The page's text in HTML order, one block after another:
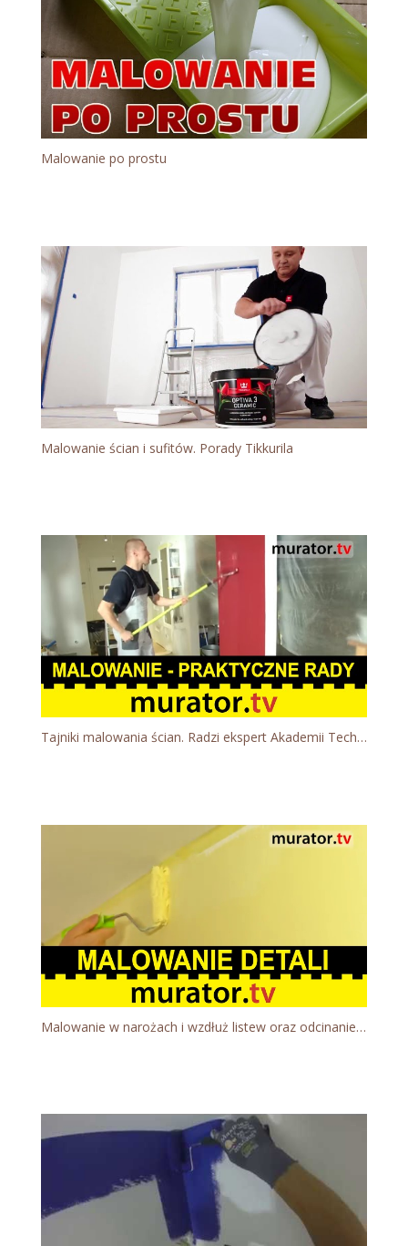
Malowanie po prostu
Malowanie ścian i sufitów. Porady Tikkurila
Tajniki malowania ścian. Radzi ekspert Akademii Technik Malarskich
Malowanie w narożach i wzdłuż listew oraz odcinanie sufitu - Akademia Malarska